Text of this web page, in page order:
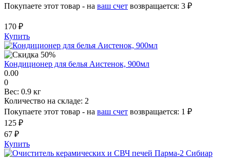
Покупаете этот товар - на ваш счет возвращается: 3 ₽
170 ₽
Купить
Кондиционер для белья Аистенок, 900мл
0.00
0
Вес: 0.9 кг
Количество на складе: 2
Покупаете этот товар - на ваш счет возвращается: 1 ₽
125 ₽
67 ₽
Купить